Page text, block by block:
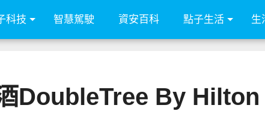
科技 智慧駕駛 資安百科 點子生活 生
DoubleTree By